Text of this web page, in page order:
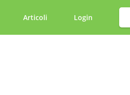
Articoli Login